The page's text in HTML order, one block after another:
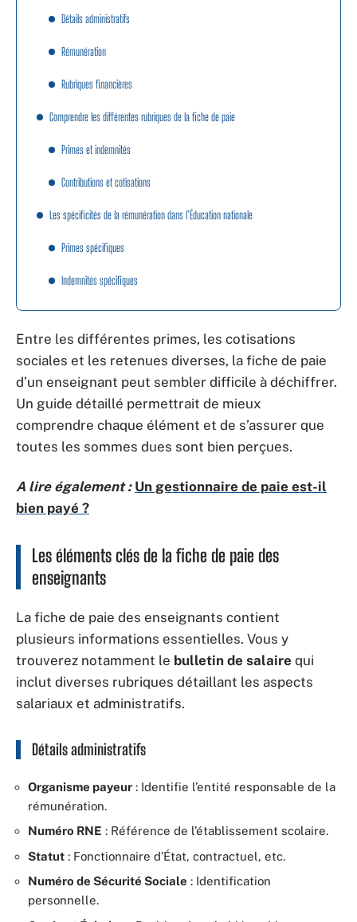
Détails administratifs
Rémunération
Rubriques financières
Comprendre les différentes rubriques de la fiche de paie
Primes et indemnités
Contributions et cotisations
Les spécificités de la rémunération dans l’Éducation nationale
Primes spécifiques
Indemnités spécifiques
Entre les différentes primes, les cotisations
sociales et les retenues diverses, la fiche de paie
d’un enseignant peut sembler difficile à déchiffrer.
Un guide détaillé permettrait de mieux
comprendre chaque élément et de s’assurer que
toutes les sommes dues sont bien perçues.
A lire également : Un gestionnaire de paie est-il
bien payé ?
Les éléments clés de la fiche de paie des
enseignants
La fiche de paie des enseignants contient
plusieurs informations essentielles. Vous y
trouverez notamment le bulletin de salaire qui
inclut diverses rubriques détaillant les aspects
salariaux et administratifs.
Détails administratifs
Organisme payeur : Identifie l’entité responsable de la
rémunération.
Numéro RNE : Référence de l’établissement scolaire.
Statut : Fonctionnaire d’État, contractuel, etc.
Numéro de Sécurité Sociale : Identification
personnelle.